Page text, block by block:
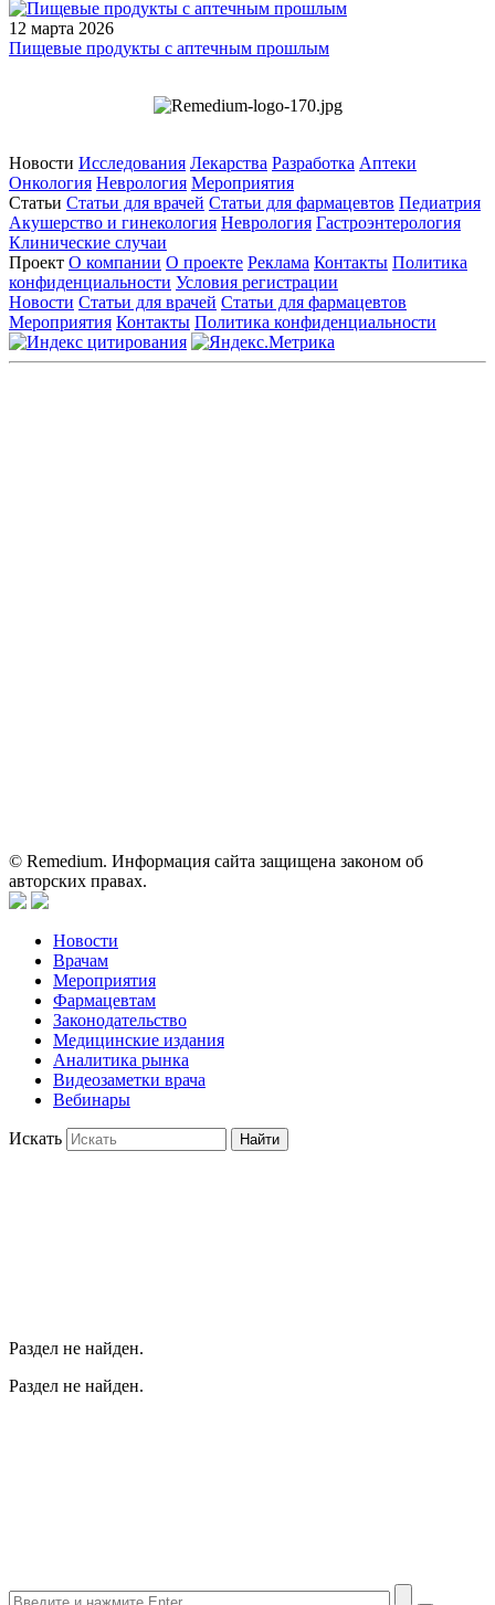
12 марта 2026
Пищевые продукты с аптечным прошлым
Новости Исследования Лекарства Разработка Аптеки
Онкология Неврология Мероприятия
Статьи Статьи для врачей Статьи для фармацевтов Педиатрия
Акушерство и гинекология Неврология Гастроэнтерология
Клинические случаи
Проект О компании О проекте Реклама Контакты Политика
конфиденциальности Условия регистрации
Новости Статьи для врачей Статьи для фармацевтов
Мероприятия Контакты Политика конфиденциальности
© Remedium. Информация сайта защищена законом об
авторских правах.
Новости
Врачам
Мероприятия
Фармацевтам
Законодательство
Медицинские издания
Аналитика рынка
Видеозаметки врача
Вебинары
Искать Найти
Раздел не найден.
Раздел не найден.